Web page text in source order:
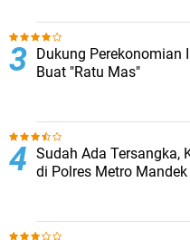
Dukung Perekonomian
Buat "Ratu Mas"
Sudah Ada Tersangka,
di Polres Metro